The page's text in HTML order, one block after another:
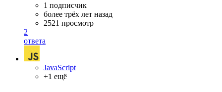
1 подписчик
более трёх лет назад
2521 просмотр
2
ответа
JavaScript
+1 ещё